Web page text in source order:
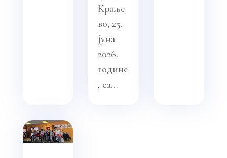
Краље
во, 25.
јуна
2026.
године
, са...